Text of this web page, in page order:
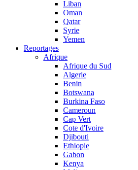
Liban
Oman
Qatar
Syrie
Yemen
Reportages
Afrique
Afrique du Sud
Algerie
Benin
Botswana
Burkina Faso
Cameroun
Cap Vert
Cote d'Ivoire
Djibouti
Ethiopie
Gabon
Kenya